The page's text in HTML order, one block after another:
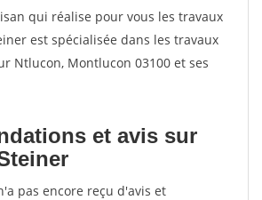
qui réalise pour vous les travaux
est spécialisée dans les travaux
Ntlucon, Montlucon 03100 et ses
et avis sur
pas encore reçu d'avis et